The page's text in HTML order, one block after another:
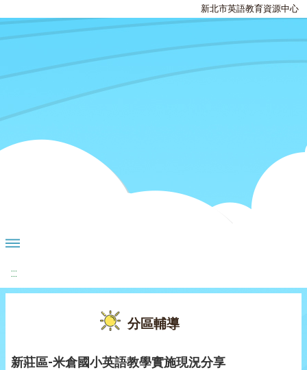
新北市英語教育資源中心
:::
分區輔導
新莊區-米倉國小英語教學實施現況分享